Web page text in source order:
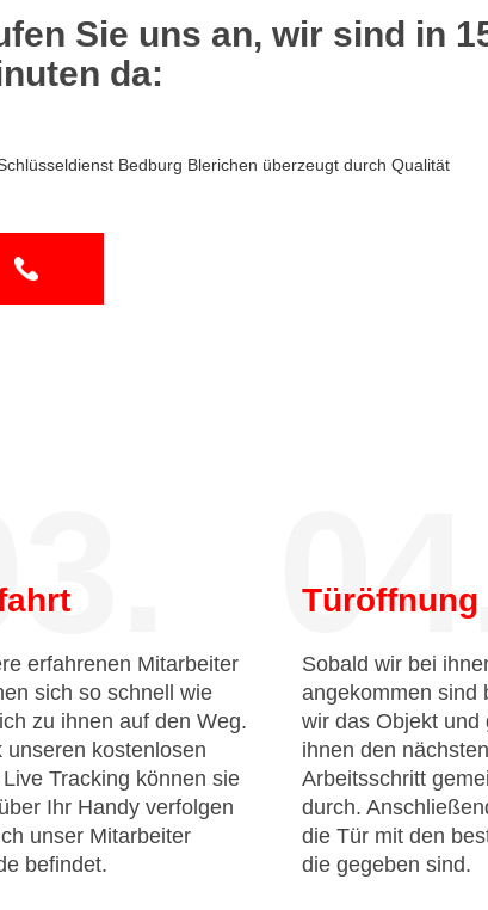
Sie uns an, wir sind in
da:
Bedburg Blerichen überzeugt durch Qualität
erfahrenen Mitarbeiter
sich so schnell wie
zu ihnen auf den Weg.
unseren kostenlosen
Tracking können sie
Ihr Handy verfolgen
unser Mitarbeiter
befindet.
04.
Türöffnung
Sobald wir bei
angekommen sind
wir das Objekt und
ihnen den nächsten
Arbeitsschritt
durch.
die Tür mit den
die gegeben sind.